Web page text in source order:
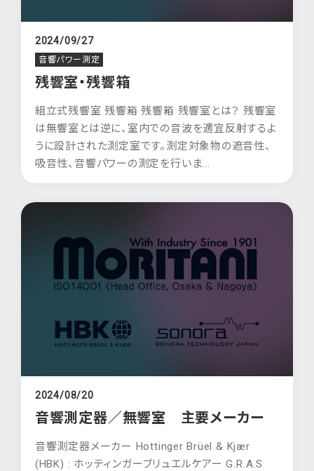
2024/09/27
音響パワー測定
残響室・残響箱
組立式残響室 残響箱 残響箱 残響室とは？ 残響室
は無響室とは逆に、室内での音波を適宜反射するよ
うに設計された測定室です。測定対象物の遮音性、
吸音性、音響パワーの測定を行いま...
2024/08/20
音響測定器／無響室 主要メーカー
音響測定器メーカー Hottinger Brüel & Kjær
(HBK) : ホッティンガーブリュエルケアー G.R.A.S